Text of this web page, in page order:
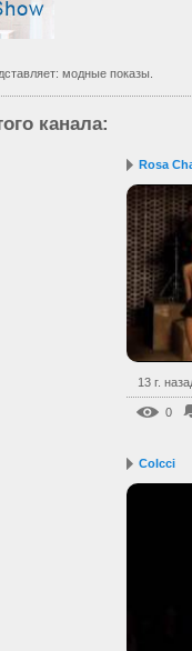
модные показы.
канала:
Rosa
13 г.
0
Colcci